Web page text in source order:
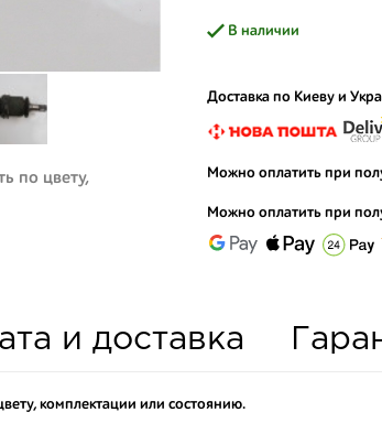
по цвету,
В наличии
Доставка по Киеву и
Можно оплатить при
Можно оплатить при
и доставка
комплектации или состоянию.